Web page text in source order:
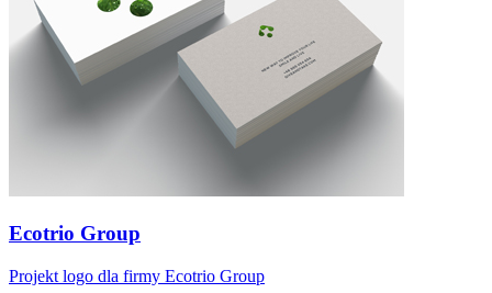
Ecotrio Group
Projekt logo dla firmy Ecotrio Group